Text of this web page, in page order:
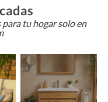
tu hogar solo en